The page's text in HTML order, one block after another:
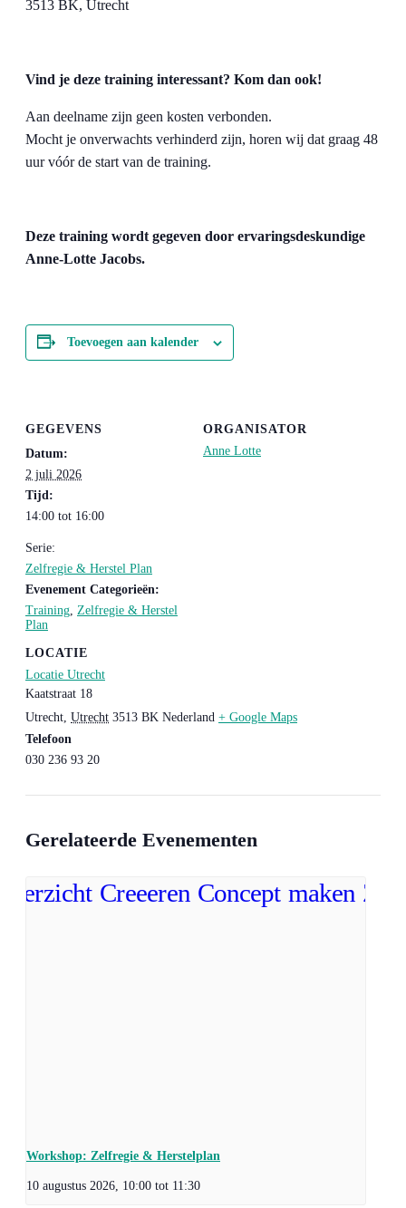
3513 BK, Utrecht
Vind je deze training interessant? Kom dan ook!
Aan deelname zijn geen kosten verbonden.
Mocht je onverwachts verhinderd zijn, horen wij dat graag 48
uur vóór de start van de training.
Deze training wordt gegeven door ervaringsdeskundige
Anne-Lotte Jacobs.
Toevoegen aan kalender
GEGEVENS
Datum:
2 juli 2026
Tijd:
14:00 tot 16:00
Serie:
Zelfregie & Herstel Plan
Evenement Categorieën:
Training Zelfregie & Herstel
Plan
LOCATIE
Locatie Utrecht
Kaatstraat 18
Utrecht, Utrecht 3513 BK Nederland + Google Maps
Telefoon
030 236 93 20
ORGANISATOR
Anne Lotte
Gerelateerde Evenementen
Workshop: Zelfregie & Herstelplan
10 augustus 2026, 10:00 tot 11:30